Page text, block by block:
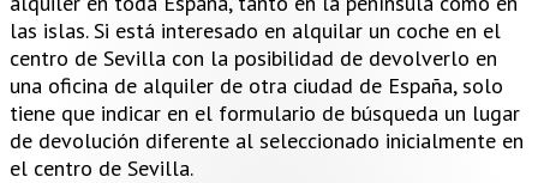
las islas. Si está interesado en alquilar un coche en el
centro de Sevilla con la posibilidad de devolverlo en
una oficina de alquiler de otra ciudad de España, solo
tiene que indicar en el formulario de búsqueda un lugar
de devolución diferente al seleccionado inicialmente en
el centro de Sevilla.